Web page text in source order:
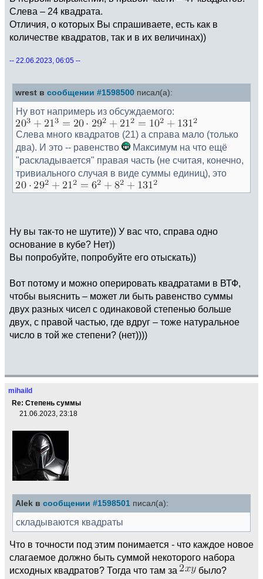
Слева – 24 квадрата.
Отличия, о которых Вы спрашиваете, есть как в
количестве квадратов, так и в их величинах))
-- 22.06.2023, 06:05 --
wrest в сообщении #1598500 писал(а):
Ну вот напримерь из обсуждаемого:
Слева много квадратов (21) а справа мало (только
два). И это -- равенство
Максимум на что ещё
"раскладывается" правая часть (не считая, конечно,
тривиального случая в виде суммы единиц), это
Ну вы так-то не шутите)) У вас что, справа одно
основание в кубе? Нет))
Вы попробуйте, попробуйте его отыскать))
Вот потому и можно оперировать квадратами в ВТФ,
чтобы выяснить – может ли быть равенство суммы
двух разных чисел с одинаковой степенью больше
двух, с правой частью, где вдруг – тоже натуральное
число в той же степени? (нет))))
mihaild
Re: Степень суммы
21.06.2023, 23:18
Alek в сообщении #1598501 писал(а):
складываются квадраты
Что в точности под этим понимается - что каждое новое
слагаемое должно быть суммой некоторого набора
исходных квадратов? Тогда что там за
было?